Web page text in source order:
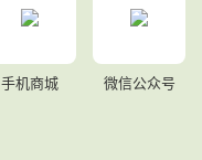
手机商城 微信公众号